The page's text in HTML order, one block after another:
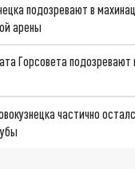
подозревают в
арены
Горсовета
частично